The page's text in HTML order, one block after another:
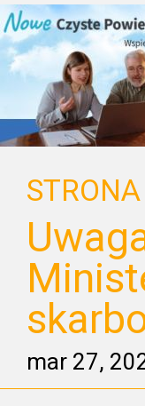
mar 27,